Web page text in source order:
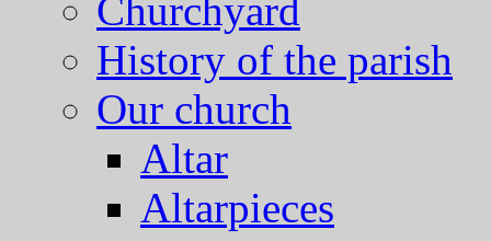
Churchyard
History of the parish
Our church
Altar
Altarpieces